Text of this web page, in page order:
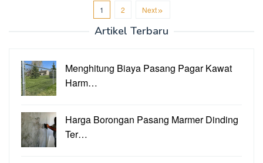
1 2 Next
Artikel Terbaru
Menghitung Biaya Pasang Pagar Kawat
Harm…
Harga Borongan Pasang Marmer Dinding
Ter…